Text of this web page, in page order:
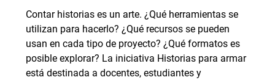
Contar historias es un arte. ¿Qué herramientas se
utilizan para hacerlo? ¿Qué recursos se pueden
usan en cada tipo de proyecto? ¿Qué formatos es
posible explorar? La iniciativa Historias para armar
está destinada a docentes, estudiantes y